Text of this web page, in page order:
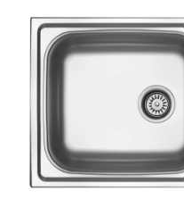
produktu
je
0,0